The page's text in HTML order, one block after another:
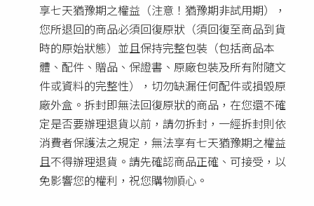
享七天猶豫期之權益（注意！猶豫期非試用期），
您所退回的商品必須回復原狀（須回復至商品到貨
時的原始狀態）並且保持完整包裝（包括商品本
體、配件、贈品、保證書、原廠包裝及所有附隨文
件或資料的完整性），切勿缺漏任何配件或損毀原
廠外盒。拆封即無法回復原狀的商品，在您還不確
定是否要辦理退貨以前，請勿拆封，一經拆封則依
消費者保護法之規定，無法享有七天猶豫期之權益
且不得辦理退貨。請先確認商品正確、可接受，以
免影響您的權利，祝您購物順心。